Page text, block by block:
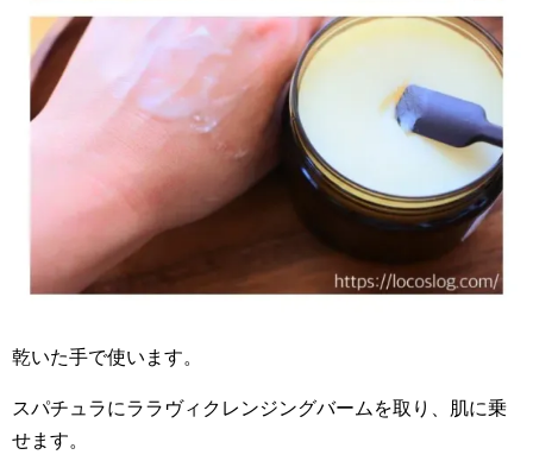
乾いた手で使います。
スパチュラにララヴィクレンジングバームを取り、肌に乗
せます。